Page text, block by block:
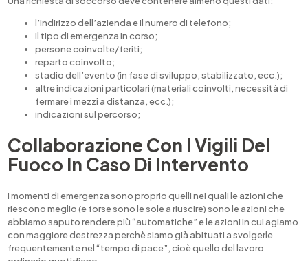
l’indirizzo dell’azienda e il numero di telefono;
il tipo di emergenza in corso;
persone coinvolte/feriti;
reparto coinvolto;
stadio dell’evento (in fase di sviluppo, stabilizzato, ecc.);
altre indicazioni particolari (materiali coinvolti, necessità di
fermare i mezzi a distanza, ecc.);
indicazioni sul percorso;
Collaborazione Con I Vigili Del
Fuoco In Caso Di Intervento
I momenti di emergenza sono proprio quelli nei quali le azioni che
riescono meglio (e forse sono le sole a riuscire) sono le azioni che
abbiamo saputo rendere più “automatiche” e le azioni in cui agiamo
con maggiore destrezza perchè siamo già abituati a svolgerle
frequentemente nel “tempo di pace”, cioè quello del lavoro